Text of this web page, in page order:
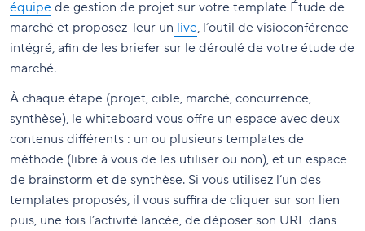
équipe de gestion de projet sur votre template Étude de
marché et proposez-leur un live, l’outil de visioconférence
intégré, afin de les briefer sur le déroulé de votre étude de
marché.
À chaque étape (projet, cible, marché, concurrence,
synthèse), le whiteboard vous offre un espace avec deux
contenus différents : un ou plusieurs templates de
méthode (libre à vous de les utiliser ou non), et un espace
de brainstorm et de synthèse. Si vous utilisez l’un des
templates proposés, il vous suffira de cliquer sur son lien
puis, une fois l’activité lancée, de déposer son URL dans